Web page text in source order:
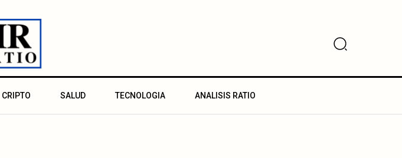
CRIPTO SALUD TECNOLOGIA ANALISIS RATIO